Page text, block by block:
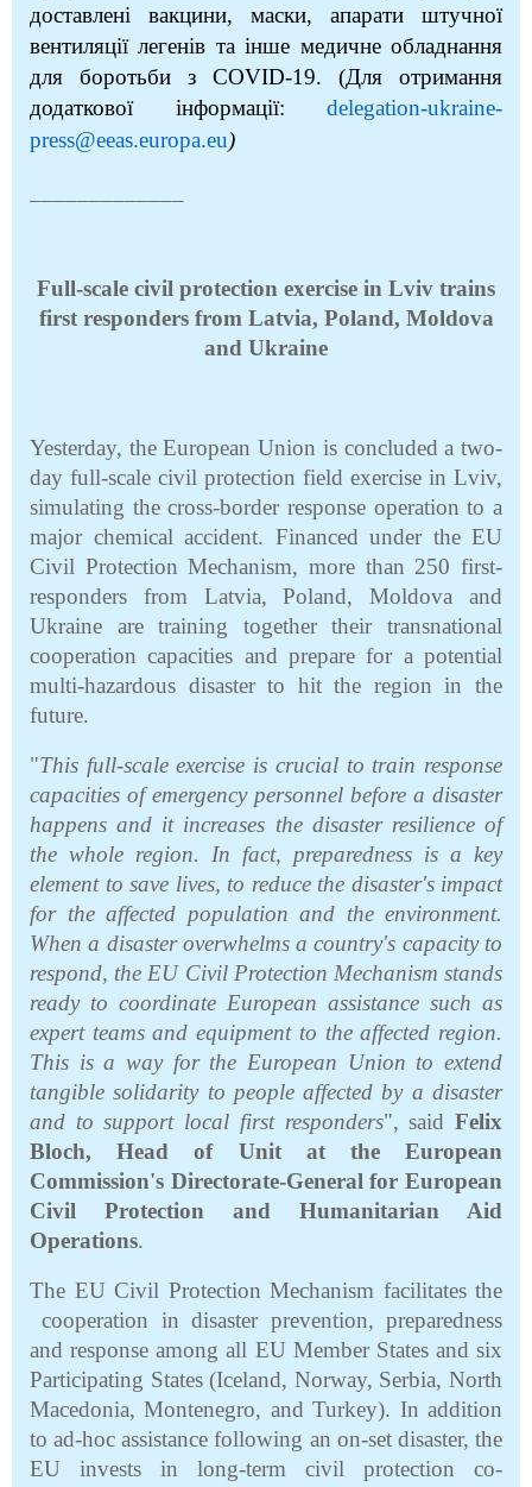
доставлені вакцини, маски, апарати штучної
вентиляції легенів та інше медичне обладнання
для боротьби з COVID-19. (Для отримання
додаткової інформації:
delegation-ukraine-
press@eeas.europa.eu)
Full-scale civil protection exercise in Lviv trains
first responders from Latvia, Poland, Moldova
and Ukraine
Yesterday, the European Union is concluded a two-
day full-scale civil protection field exercise in Lviv,
simulating the cross-border response operation to a
major chemical accident. Financed under the EU
Civil Protection Mechanism, more than 250 first-
responders from Latvia, Poland, Moldova and
Ukraine are training together their transnational
cooperation capacities and prepare for a potential
multi-hazardous disaster to hit the region in the
future.
"This full-scale exercise is crucial to train response
capacities of emergency personnel before a disaster
happens and it increases the disaster resilience of
the whole region. In fact, preparedness is a key
element to save lives, to reduce the disaster's impact
for the affected population and the environment.
When a disaster overwhelms a country's capacity to
respond, the EU Civil Protection Mechanism stands
ready to coordinate European assistance such as
expert teams and equipment to the affected region.
This is a way for the European Union to extend
tangible solidarity to people affected by a disaster
and to support local first responders", saidFelix
Bloch, Head of Unit at the European
Commission's Directorate-General for European
Civil Protection and Humanitarian Aid
Operations.
The EU Civil Protection Mechanism facilitates the
cooperation in disaster prevention, preparedness
and response among all EU Member States and six
Participating States (Iceland, Norway, Serbia, North
Macedonia, Montenegro, and Turkey). In addition
to ad-hoc assistance following an on-set disaster, the
EU invests in long-term civil protection co-